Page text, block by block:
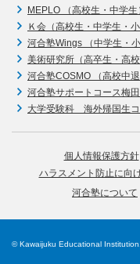
MEPLO （高校生・中学生
Ｋ会（高校生・中学生・小
河合塾Wings （中学生・小
美術研究所（高卒生・高
河合塾COSMO （高校中退
河合塾サポートコース梅
大学受験科 海外帰国生コ
個人情報保護方針
ハラスメント防止に向
河合塾について
© Kawaijuku Educational Institution.